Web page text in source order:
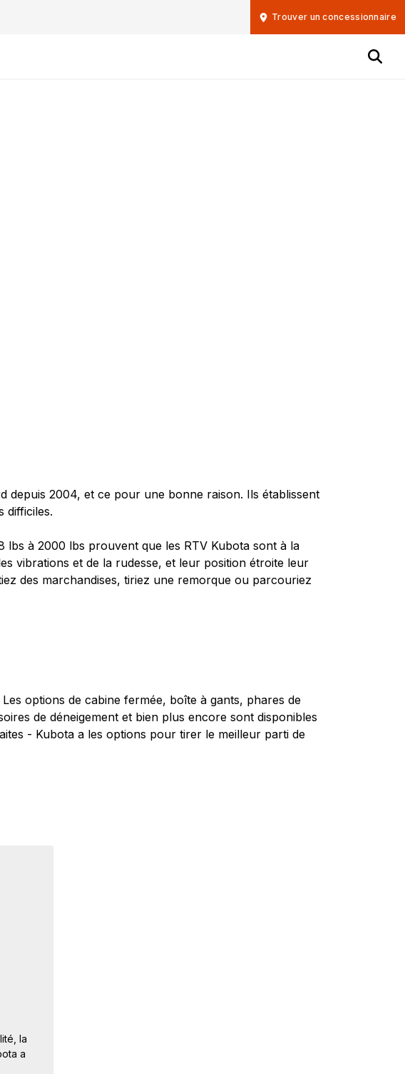
Trouver un concessionnaire
depuis 2004, et ce pour une bonne raison. Ils établissent
difficiles.
lbs à 2000 lbs prouvent que les RTV Kubota sont à la
vibrations et de la rudesse, et leur position étroite leur
des marchandises, tiriez une remorque ou parcouriez
options de cabine fermée, boîte à gants, phares de
de déneigement et bien plus encore sont disponibles
- Kubota a les options pour tirer le meilleur parti de
la
a